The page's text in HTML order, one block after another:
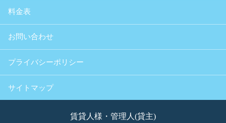
料金表
お問い合わせ
プライバシーポリシー
サイトマップ
賃貸人様・管理人(貸主)